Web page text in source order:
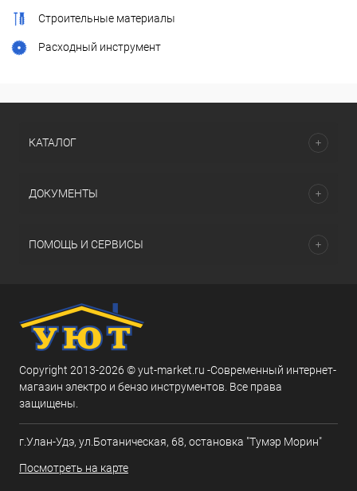
Строительные материалы
Расходный инструмент
КАТАЛОГ
ДОКУМЕНТЫ
ПОМОЩЬ И СЕРВИСЫ
Copyright 2013-2026 © yut-market.ru -Современный интернет-
магазин электро и бензо инструментов. Все права
защищены.
г.Улан-Удэ, ул.Ботаническая, 68, остановка "Тумэр Морин"
Посмотреть на карте